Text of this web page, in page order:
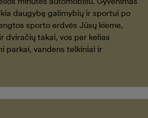
daugybę galimybių ir sportui po
sporto erdvės Jūsų kieme,
dviračių takai, vos per kelias
parkai, vandens telkiniai ir